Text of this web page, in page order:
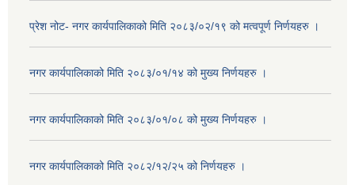
प्रेश नोट- नगर कार्यपालिकाको मिति २०८३/०२/१९ को मत्वपूर्ण निर्णयहरु ।
नगर कार्यपालिकाको मिति २०८३/०१/१४ को मुख्य निर्णयहरु ।
नगर कार्यपालिकाको मिति २०८३/०१/०८ को मुख्य निर्णयहरु ।
नगर कार्यपालिकाको मिति २०८२/१२/२५ को निर्णयहरु ।